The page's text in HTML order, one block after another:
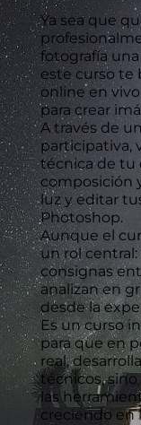
Ya sea que
fotografía
este curso te
online en
para crear
A través de
participativa,
técnica de tu
composición
luz y editar
Photoshop.
Aunque el
un rol
consignas
analizan en
desde la
Es un curso
para que en
real,
técnicos,
las
creciendo en